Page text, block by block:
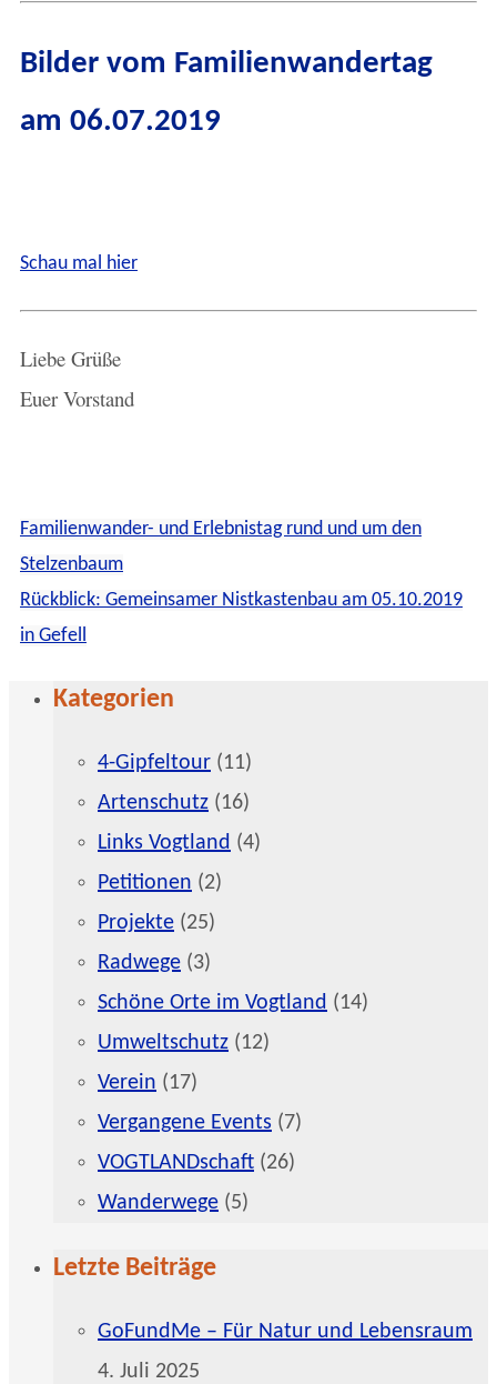
Bilder vom Familienwandertag
am 06.07.2019
Schau mal hier
Liebe Grüße
Euer Vorstand
Familienwander- und Erlebnistag rund und um den
Stelzenbaum
Rückblick: Gemeinsamer Nistkastenbau am 05.10.2019
in Gefell
Kategorien
4-Gipfeltour (11)
Artenschutz (16)
Links Vogtland (4)
Petitionen (2)
Projekte (25)
Radwege (3)
Schöne Orte im Vogtland (14)
Umweltschutz (12)
Verein (17)
Vergangene Events (7)
VOGTLANDschaft (26)
Wanderwege (5)
Letzte Beiträge
GoFundMe – Für Natur und Lebensraum
4. Juli 2025